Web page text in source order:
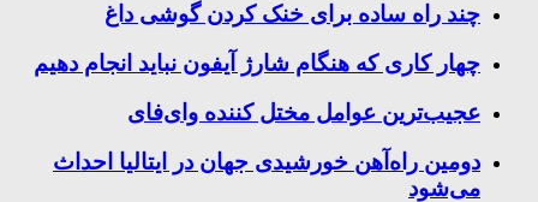
چند راه‌ ساده برای خنک کردن گوشی داغ
چهار کاری که هنگام شارژ آیفون نباید انجام دهیم
عجیب‌ترین عوامل مختل کننده وای‌فای
دومین راه‌آهن خورشیدی جهان در ایتالیا احداث
می‌شود